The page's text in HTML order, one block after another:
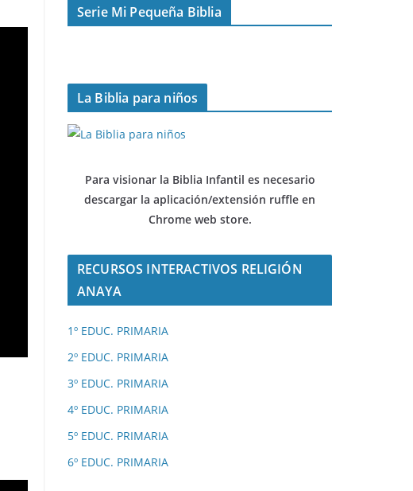
Serie Mi Pequeña Biblia
La Biblia para niños
Para visionar la Biblia Infantil es necesario
descargar la aplicación/extensión ruffle en
Chrome web store.
RECURSOS INTERACTIVOS RELIGIÓN
ANAYA
1º EDUC. PRIMARIA
2º EDUC. PRIMARIA
3º EDUC. PRIMARIA
4º EDUC. PRIMARIA
5º EDUC. PRIMARIA
6º EDUC. PRIMARIA